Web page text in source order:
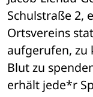
Schulstraße 2,
Ortsvereins
aufgerufen, zu
Blut zu
erhält jede*r